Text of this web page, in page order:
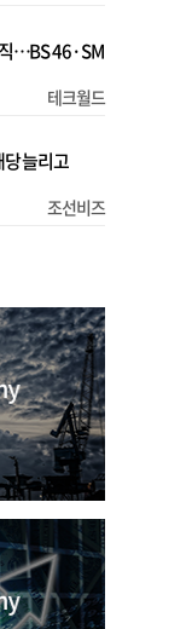
…BS 46·SM
테크월드
늘리고
조선비즈